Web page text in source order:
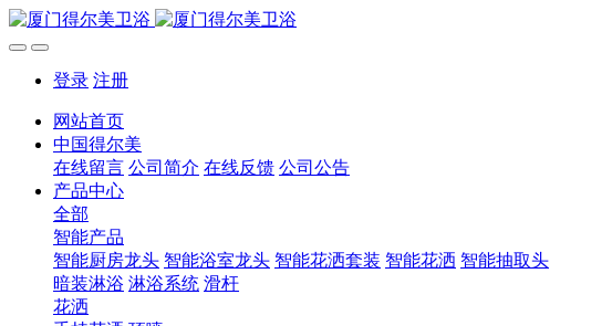
登录 注册
网站首页
中国得尔美
在线留言 公司简介 在线反馈 公司公告
产品中心
全部
智能产品
智能厨房龙头 智能浴室龙头 智能花洒套装 智能花洒 智能抽取头
暗装淋浴 淋浴系统 滑杆
花洒